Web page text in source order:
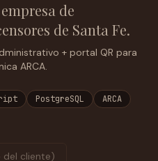
de
de Santa Fe.
+ portal QR para
ARCA.
PostgreSQL
ARCA
del cliente)